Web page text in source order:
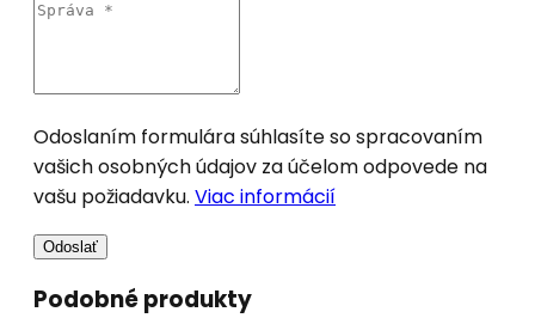
Odoslaním formulára súhlasíte so spracovaním
vašich osobných údajov za účelom odpovede na
vašu požiadavku. Viac informácií
Odoslať
Podobné produkty